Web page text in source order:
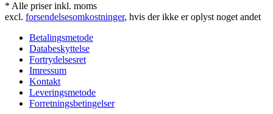
* Alle priser inkl. moms
excl. forsendelsesomkostninger, hvis der ikke er oplyst noget andet
Betalingsmetode
Databeskyttelse
Fortrydelsesret
Imressum
Kontakt
Leveringsmetode
Forretningsbetingelser